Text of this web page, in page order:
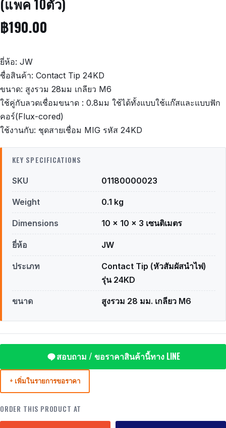
฿190.00
ยี่ห้อ: JW
ชื่อสินค้า: Contact Tip 24KD
ขนาด: สูงรวม 28มม เกลียว M6
ใช้คู่กับลวดเชื่อมขนาด : 0.8มม ใช้ได้ทั้งแบบใช้แก๊สและแบบฟัก
คอร์(Flux-cored)
ใช้งานกับ: ชุดสายเชื่อม MIG รหัส 24KD
KEY SPECIFICATIONS
SKU 01180000023
Weight 0.1 kg
Dimensions 10 × 10 × 3 เซนติเมตร
ยี่ห้อ JW
ประเภท
Contact Tip (หัวสัมผัสนำไฟ)
รุ่น 24KD
ขนาด สูงรวม 28 มม. เกลียว M6
สอบถาม / ขอราคาสินค้านี้ทาง LINE
+ เพิ่มในรายการขอราคา
ORDER THIS PRODUCT AT